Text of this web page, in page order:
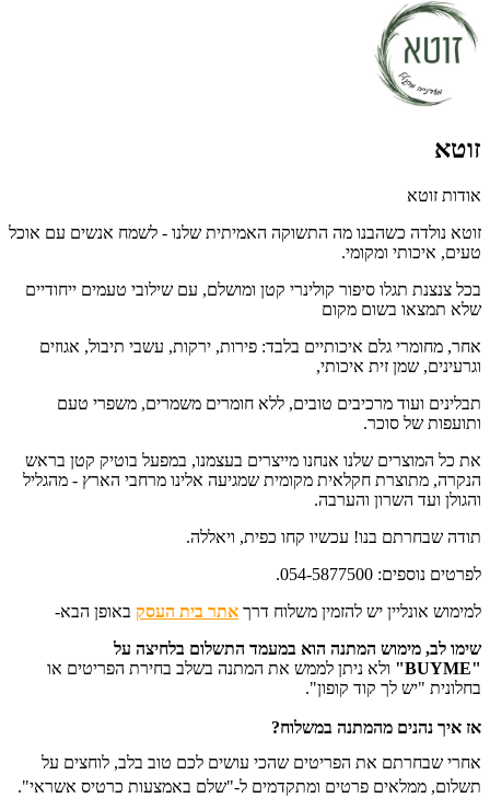
זוטא
אודות זוטא
זוטא נולדה כשהבנו מה התשוקה האמיתית שלנו - לשמח אנשים עם אוכל
טעים, איכותי ומקומי.
בכל צנצנת תגלו סיפור קולינרי קטן ומושלם, עם שילובי טעמים ייחודיים
שלא תמצאו בשום מקום
אחר, מחומרי גלם איכותיים בלבד: פירות, ירקות, עשבי תיבול, אגוזים
וגרעינים, שמן זית איכותי,
תבלינים ועוד מרכיבים טובים, ללא חומרים משמרים, משפרי טעם
ותועפות של סוכר.
את כל המוצרים שלנו אנחנו מייצרים בעצמנו, במפעל בוטיק קטן בראש
הנקרה, מתוצרת חקלאית מקומית שמגיעה אלינו מרחבי הארץ - מהגליל
והגולן ועד השרון והערבה.
תודה שבחרתם בנו! עכשיו קחו כפית, ויאללה.
לפרטים נוספים: 054-5877500.
למימוש אונליין יש להזמין משלוח דרך אתר בית העסק באופן הבא-
שימו לב, מימוש המתנה הוא במעמד התשלום בלחיצה על
"BUYME"
ולא ניתן לממש את המתנה בשלב בחירת הפריטים או
בחלונית "יש לך קוד קופון".
אז איך נהנים מהמתנה במשלוח?
אחרי שבחרתם את הפריטים שהכי עושים לכם טוב בלב, לוחצים על
תשלום, ממלאים פרטים ומתקדמים ל-"שלם באמצעות כרטיס אשראי".